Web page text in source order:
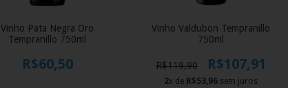
Vinho Pata Negra Oro
Tempranillo 750ml
R$60,50
Vinho Valdubon Tempranillo
750ml
R$119,90 R$107,91
2x de R$53,96 sem juros